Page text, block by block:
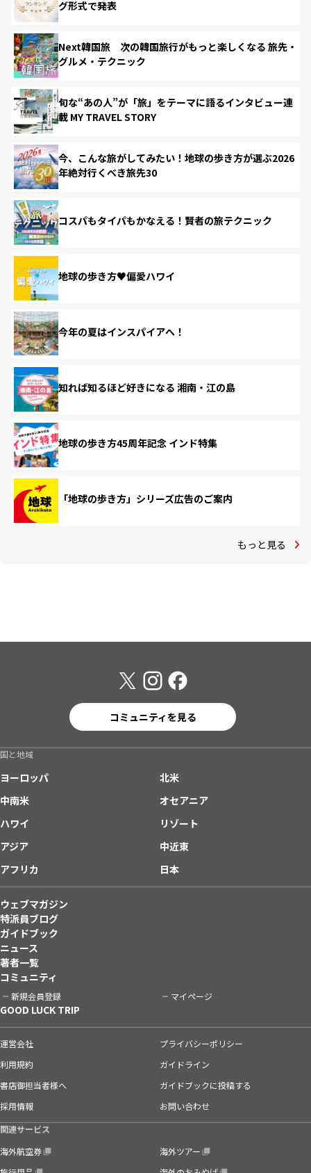
グ形式で発表
Next韓国旅 次の韓国旅行がもっと楽しくなる 旅先・
グルメ・テクニック
旬な“あの人”が「旅」をテーマに語るインタビュー連
載 MY TRAVEL STORY
今、こんな旅がしてみたい！地球の歩き方が選ぶ2026
年絶対行くべき旅先30
コスパもタイパもかなえる！賢者の旅テクニック
地球の歩き方♥偏愛ハワイ
今年の夏はインスパイアへ！
知れば知るほど好きになる 湘南・江の島
地球の歩き方45周年記念 インド特集
「地球の歩き方」シリーズ広告のご案内
もっと見る
コミュニティを見る
国と地域
ヨーロッパ
北米
中南米
オセアニア
ハワイ
リゾート
アジア
中近東
アフリカ
日本
ウェブマガジン
特派員ブログ
ガイドブック
ニュース
著者一覧
コミュニティ
新規会員登録 マイページ
GOOD LUCK TRIP
運営会社
プライバシーポリシー
利用規約
ガイドライン
書店御担当者様へ
ガイドブックに投稿する
採用情報
お問い合わせ
関連サービス
海外航空券
海外ツアー